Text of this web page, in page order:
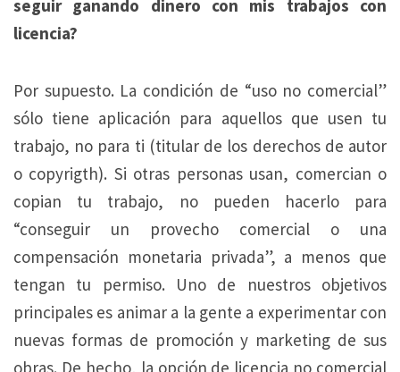
seguir ganando dinero con mis trabajos con
licencia?
Por supuesto. La condición de “uso no comercial”
sólo tiene aplicación para aquellos que usen tu
trabajo, no para ti (titular de los derechos de autor
o copyrigth). Si otras personas usan, comercian o
copian tu trabajo, no pueden hacerlo para
“conseguir un provecho comercial o una
compensación monetaria privada”, a menos que
tengan tu permiso. Uno de nuestros objetivos
principales es animar a la gente a experimentar con
nuevas formas de promoción y marketing de sus